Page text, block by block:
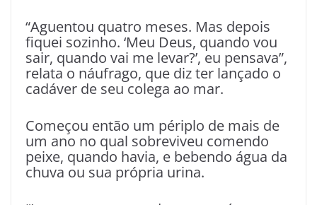
“Aguentou quatro meses. Mas depois
fiquei sozinho. ‘Meu Deus, quando vou
sair, quando vai me levar?’, eu pensava”,
relata o náufrago, que diz ter lançado o
cadáver de seu colega ao mar.
Começou então um périplo de mais de
um ano no qual sobreviveu comendo
peixe, quando havia, e bebendo água da
chuva ou sua própria urina.